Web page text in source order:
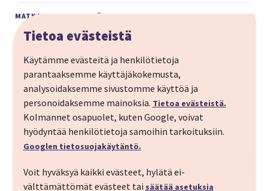
MATKAN HINTAAN SISÄLTYY
Meno-paluulennot Turusta, max 1 välilasku
käsimatkatavara
Majoitus valitussa hotellissa
Aamiainen hotelliaamuina
Rodoksen kuumat kesät ja leudot talvet kutsuvat
Tietoa evästeistä
Käytämme evästeitä ja henkilötietoja
parantaaksemme käyttäjäkokemusta,
analysoidaksemme sivustomme käyttöä ja
personoidaksemme mainoksia. Tietoa evästeistä.
Kolmannet osapuolet, kuten Google, voivat
hyödyntää henkilötietoja samoihin tarkoituksiin.
Googlen tietosuojakäytäntö.
Voit hyväksyä kaikki evästeet, hylätä ei-
välttämättömät evästeet tai säätää asetuksia